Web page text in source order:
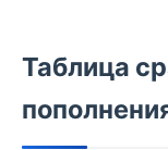
Таблица